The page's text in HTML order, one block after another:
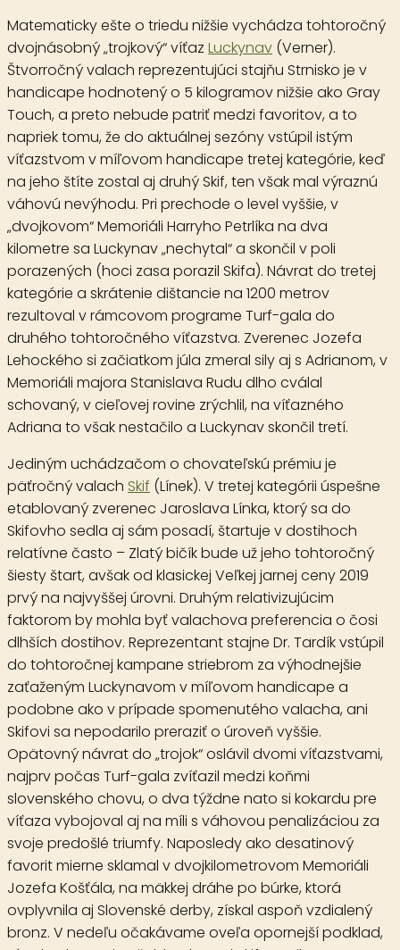
Matematicky ešte o triedu nižšie vychádza tohtoročný
dvojnásobný „trojkový“ víťaz Luckynav (Verner).
Štvorročný valach reprezentujúci stajňu Strnisko je v
handicape hodnotený o 5 kilogramov nižšie ako Gray
Touch, a preto nebude patriť medzi favoritov, a to
napriek tomu, že do aktuálnej sezóny vstúpil istým
víťazstvom v míľovom handicape tretej kategórie, keď
na jeho štíte zostal aj druhý Skif, ten však mal výraznú
váhovú nevýhodu. Pri prechode o level vyššie, v
„dvojkovom“ Memoriáli Harryho Petrlíka na dva
kilometre sa Luckynav „nechytal“ a skončil v poli
porazených (hoci zasa porazil Skifa). Návrat do tretej
kategórie a skrátenie dištancie na 1200 metrov
rezultoval v rámcovom programe Turf-gala do
druhého tohtoročného víťazstva. Zverenec Jozefa
Lehockého si začiatkom júla zmeral sily aj s Adrianom, v
Memoriáli majora Stanislava Rudu dlho cválal
schovaný, v cieľovej rovine zrýchlil, na víťazného
Adriana to však nestačilo a Luckynav skončil tretí.
Jediným uchádzačom o chovateľskú prémiu je
päťročný valach Skif (Línek). V tretej kategórii úspešne
etablovaný zverenec Jaroslava Línka, ktorý sa do
Skifovho sedla aj sám posadí, štartuje v dostihoch
relatívne často – Zlatý bičík bude už jeho tohtoročný
šiesty štart, avšak od klasickej Veľkej jarnej ceny 2019
prvý na najvyššej úrovni. Druhým relativizujúcim
faktorom by mohla byť valachova preferencia o čosi
dlhších dostihov. Reprezentant stajne Dr. Tardík vstúpil
do tohtoročnej kampane striebrom za výhodnejšie
zaťaženým Luckynavom v míľovom handicape a
podobne ako v prípade spomenutého valacha, ani
Skifovi sa nepodarilo preraziť o úroveň vyššie.
Opätovný návrat do „trojok“ oslávil dvomi víťazstvami,
najprv počas Turf-gala zvíťazil medzi koňmi
slovenského chovu, o dva týždne nato si kokardu pre
víťaza vybojoval aj na míli s váhovou penalizáciou za
svoje predošlé triumfy. Naposledy ako desatinový
favorit mierne sklamal v dvojkilometrovom Memoriáli
Jozefa Košťála, na mäkkej dráhe po búrke, ktorá
ovplyvnila aj Slovenské derby, získal aspoň vzdialený
bronz. V nedeľu očakávame oveľa opornejší podklad,